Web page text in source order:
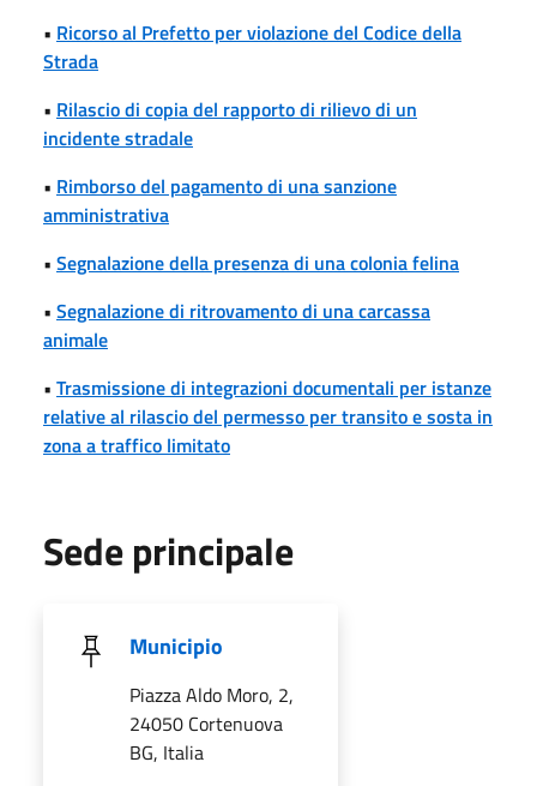
• Ricorso al Prefetto per violazione del Codice della
Strada
• Rilascio di copia del rapporto di rilievo di un
incidente stradale
• Rimborso del pagamento di una sanzione
amministrativa
• Segnalazione della presenza di una colonia felina
• Segnalazione di ritrovamento di una carcassa
animale
• Trasmissione di integrazioni documentali per istanze
relative al rilascio del permesso per transito e sosta in
zona a traffico limitato
Sede principale
Municipio
Piazza Aldo Moro, 2,
24050 Cortenuova
BG, Italia